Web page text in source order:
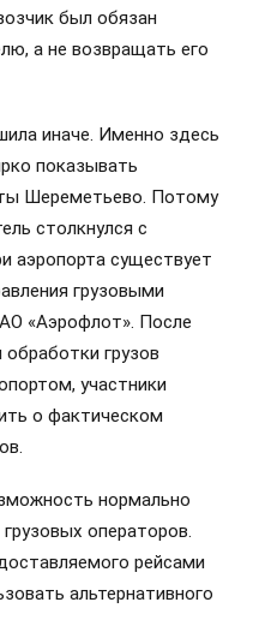
был обязан
а не возвращать его
иначе. Именно здесь
показывать
Шереметьево. Потому
столкнулся с
аэропорта существует
грузовыми
«Аэрофлот». После
обработки грузов
участники
о фактическом
нормально
операторов.
рейсами
альтернативного